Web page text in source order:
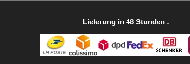
Lieferung in 48 Stunden